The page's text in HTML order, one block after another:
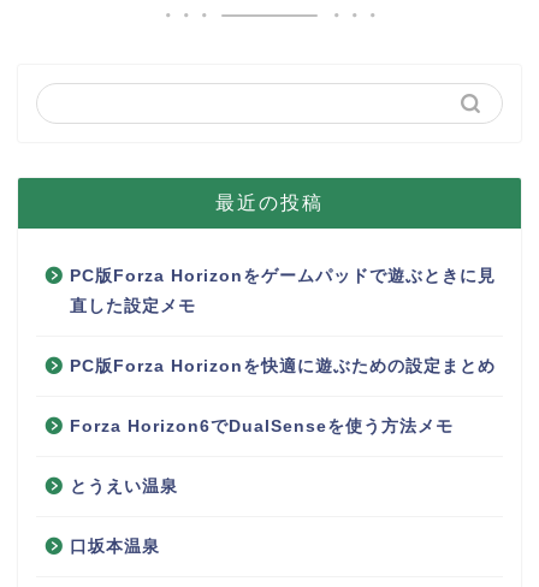
最近の投稿
PC版Forza Horizonをゲームパッドで遊ぶときに見
直した設定メモ
PC版Forza Horizonを快適に遊ぶための設定まとめ
Forza Horizon6でDualSenseを使う方法メモ
とうえい温泉
口坂本温泉